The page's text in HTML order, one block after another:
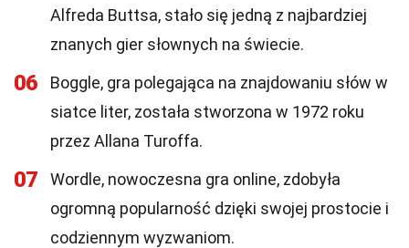
Alfreda Buttsa, stało się jedną z najbardziej
znanych gier słownych na świecie.
06
Boggle, gra polegająca na znajdowaniu słów w
siatce liter, została stworzona w 1972 roku
przez Allana Turoffa.
07
Wordle, nowoczesna gra online, zdobyła
ogromną popularność dzięki swojej prostocie i
codziennym wyzwaniom.